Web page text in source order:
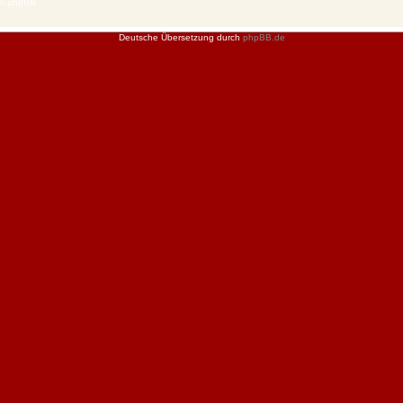
Deutsche Übersetzung durch phpBB.de